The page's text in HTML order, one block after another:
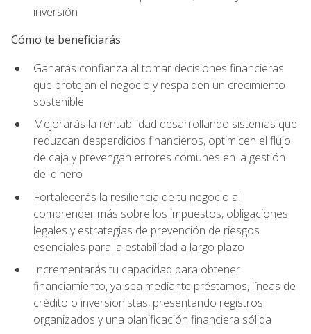
inversión
Cómo te beneficiarás
Ganarás confianza al tomar decisiones financieras
que protejan el negocio y respalden un crecimiento
sostenible
Mejorarás la rentabilidad desarrollando sistemas que
reduzcan desperdicios financieros, optimicen el flujo
de caja y prevengan errores comunes en la gestión
del dinero
Fortalecerás la resiliencia de tu negocio al
comprender más sobre los impuestos, obligaciones
legales y estrategias de prevención de riesgos
esenciales para la estabilidad a largo plazo
Incrementarás tu capacidad para obtener
financiamiento, ya sea mediante préstamos, líneas de
crédito o inversionistas, presentando registros
organizados y una planificación financiera sólida